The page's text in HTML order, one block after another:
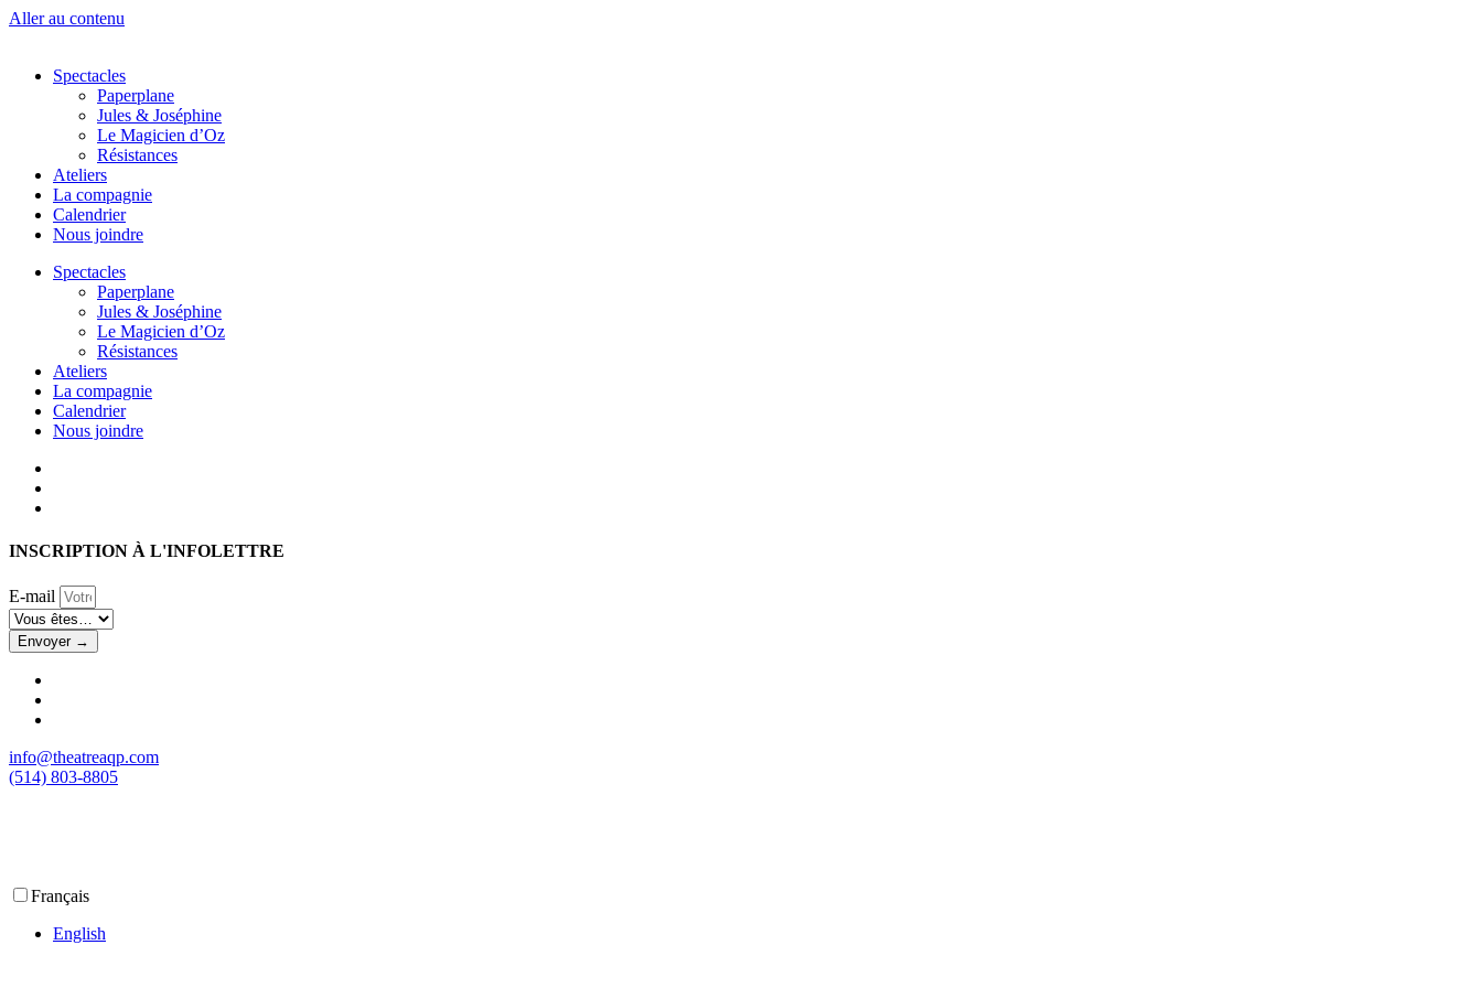
Aller au contenu
Spectacles
Paperplane
Jules & Joséphine
Le Magicien d’Oz
Résistances
Ateliers
La compagnie
Calendrier
Nous joindre
Spectacles
Paperplane
Jules & Joséphine
Le Magicien d’Oz
Résistances
Ateliers
La compagnie
Calendrier
Nous joindre
INSCRIPTION À L'INFOLETTRE
E-mail
Envoyer →
info@theatreaqp.com
(514) 803-8805
Français
English